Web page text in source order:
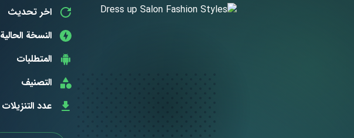
اخر تحديث
النسخة الحالية
المتطلبات
التصنيف
عدد التنزيلات